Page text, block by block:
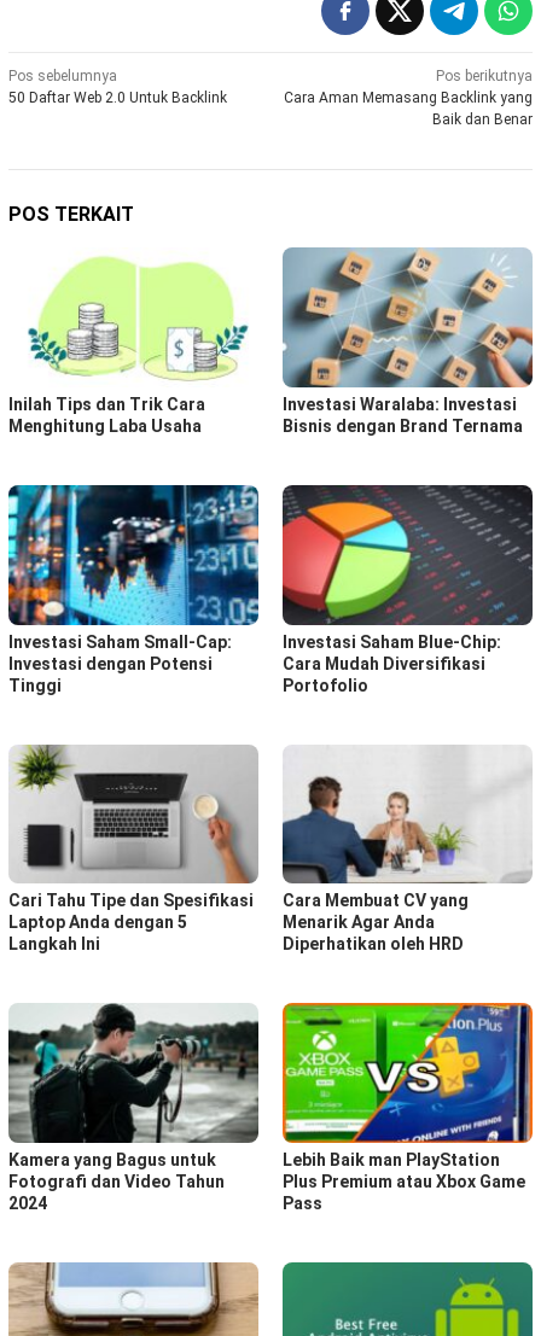
Navigasi
pos
Pos sebelumnya
50 Daftar Web 2.0 Untuk Backlink
Pos berikutnya
Cara Aman Memasang Backlink yang
Baik dan Benar
POS TERKAIT
Inilah Tips dan Trik Cara
Menghitung Laba Usaha
Investasi Waralaba: Investasi
Bisnis dengan Brand Ternama
Investasi Saham Small-Cap:
Investasi dengan Potensi
Tinggi
Investasi Saham Blue-Chip:
Cara Mudah Diversifikasi
Portofolio
Cari Tahu Tipe dan Spesifikasi
Laptop Anda dengan 5
Langkah Ini
Cara Membuat CV yang
Menarik Agar Anda
Diperhatikan oleh HRD
Kamera yang Bagus untuk
Fotografi dan Video Tahun
2024
Lebih Baik man PlayStation
Plus Premium atau Xbox Game
Pass